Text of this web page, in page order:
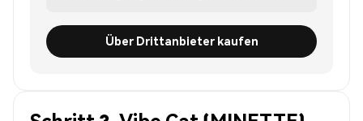
Über Drittanbieter kaufen